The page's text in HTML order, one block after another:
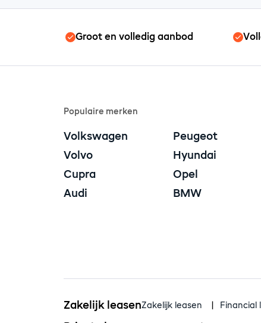
Groot en volledig aanbod
Populaire merken
Volkswagen
Peugeot
Volvo
Hyundai
Cupra
Opel
Audi
BMW
Zakelijk leasenZakelijk leasen Financial